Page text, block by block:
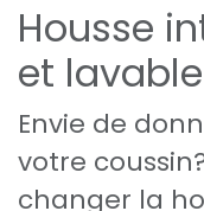
Housse
et lavable
Envie de
votre
changer la